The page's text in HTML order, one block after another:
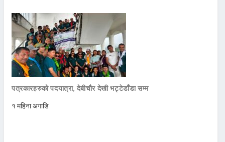
पत्रकारहरुको पदयात्रा, देबीचौर देखी भट्टेडाँडा सम्म
१ महिना अगाडि